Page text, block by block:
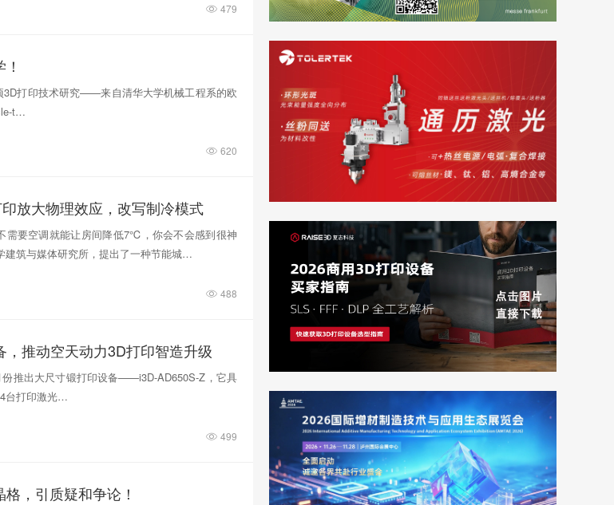
479
3D打印技术研究——来自清华大学机械工程系的欧
620
放大物理效应，改写制冷模式
需要空调就能让房间降低7℃，你会不会感到很神
建筑与媒体研究所，提出了一种节能城…
488
推动空天动力3D打印智造升级
推出大尺寸锻打印设备——i3D-AD650S-Z，它具
台打印激光…
499
，引质疑和争论！